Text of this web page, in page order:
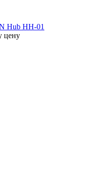
Hub HH-01
цену